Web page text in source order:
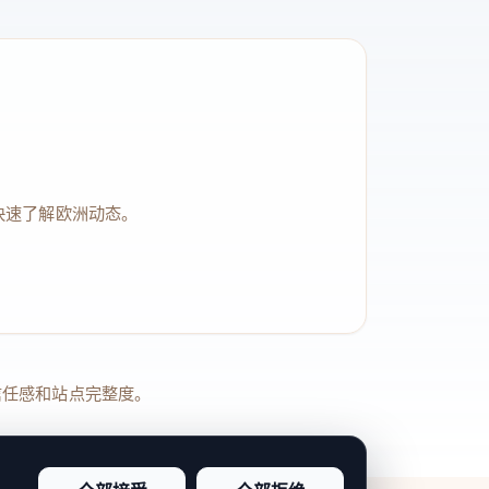
了解欧洲动态。
感和站点完整度。